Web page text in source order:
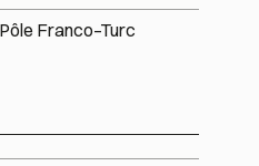
Pôle Franco–Turc